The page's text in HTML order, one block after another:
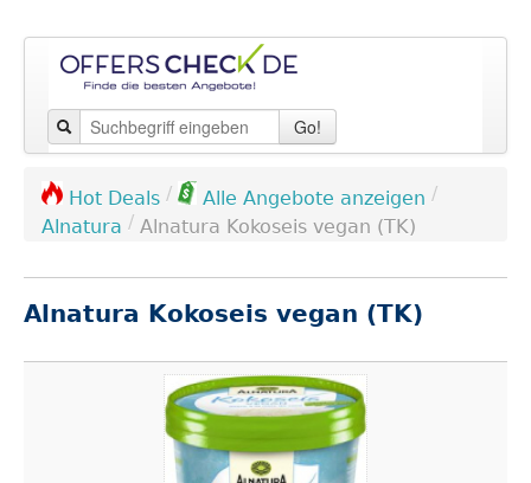
Go!
Hot Deals / Alle Angebote anzeigen /
Alnatura / Alnatura Kokoseis vegan (TK)
Alnatura Kokoseis vegan (TK)